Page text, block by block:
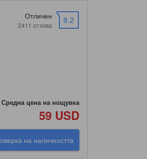
8.2
Отличен
2411 отзива
Средна цена на нощувка
59 USD
на наличността